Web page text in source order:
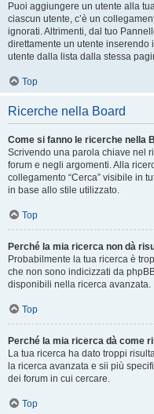
Puoi aggiungere un utente alla
ciascun utente, c’è un
ignorati. Altrimenti, dal tuo
direttamente un utente inserendo
utente dalla lista dalla stessa
Top
Ricerche nella Board
Come si fanno le ricerche nella
Scrivendo una parola chiave nel
forum e negli argomenti. Alla
collegamento “Cerca” visibile in
in base allo stile utilizzato.
Top
Perché la mia ricerca non dà
Probabilmente la tua ricerca è
che non sono indicizzati da
disponibili nella ricerca avanzata.
Top
Perché la mia ricerca dà come
La tua ricerca ha dato troppi
la ricerca avanzata e sii più
dei forum in cui cercare.
Top